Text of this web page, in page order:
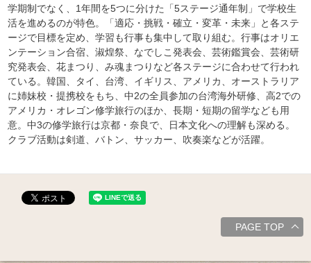
学期制でなく、1年間を5つに分けた「5ステージ通年制」で学校生
活を進めるのが特色。「適応・挑戦・確立・変革・未来」と各ステ
ージで目標を定め、学習も行事も集中して取り組む。行事はオリエ
ンテーション合宿、淑煌祭、なでしこ発表会、芸術鑑賞会、芸術研
究発表会、花まつり、み魂まつりなど各ステージに合わせて行われ
ている。韓国、タイ、台湾、イギリス、アメリカ、オーストラリア
に姉妹校・提携校をもち、中2の全員参加の台湾海外研修、高2での
アメリカ・オレゴン修学旅行のほか、長期・短期の留学なども用
意。中3の修学旅行は京都・奈良で、日本文化への理解も深める。
クラブ活動は剣道、バトン、サッカー、吹奏楽などが活躍。
PAGE TOP